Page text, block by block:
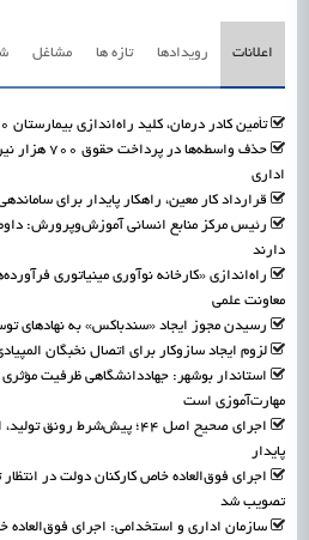
اعلانات رویدادها تازه ها مشاغل
تأمین کادر درمان، کلید راه‌اندازی بیمارستان ۴۰۰ تختخوابی شهدای اسلامشهر
حذف واسطه‌ها
اداری
قرارداد کار معین، راهکار پایدار برای
رئیس مرکز منابع انسانی آموزش‌وپرورش:
دارند
راه‌اندازی «کارخانه نوآوری مینیاتوری
معاونت علمی
رسیدن مجوز ایجاد «سندباکس» به نهادهای
لزوم ایجاد سازوکار برای اتصال نخبگان
استاندار بوشهر: جهاددانشگاهی ظرفیت
مهارت‌آموزی است
اجرای صحیح اصل ۴۴؛ پیش‌شرط
پایدار
اجرای فوق‌العاده خاص کارکنان دولت در انتظار
تصویب شد
سازمان اداری و استخدامی: اجرای فوق‌العاده